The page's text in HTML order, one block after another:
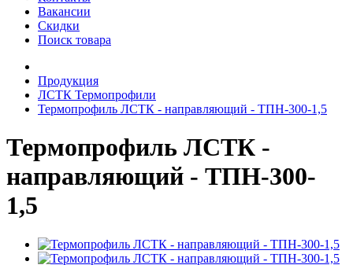
Вакансии
Скидки
Поиск товара
Продукция
ЛСТК Термопрофили
Термопрофиль ЛСТК - направляющий - ТПН-300-1,5
Термопрофиль ЛСТК -
направляющий - ТПН-300-
1,5